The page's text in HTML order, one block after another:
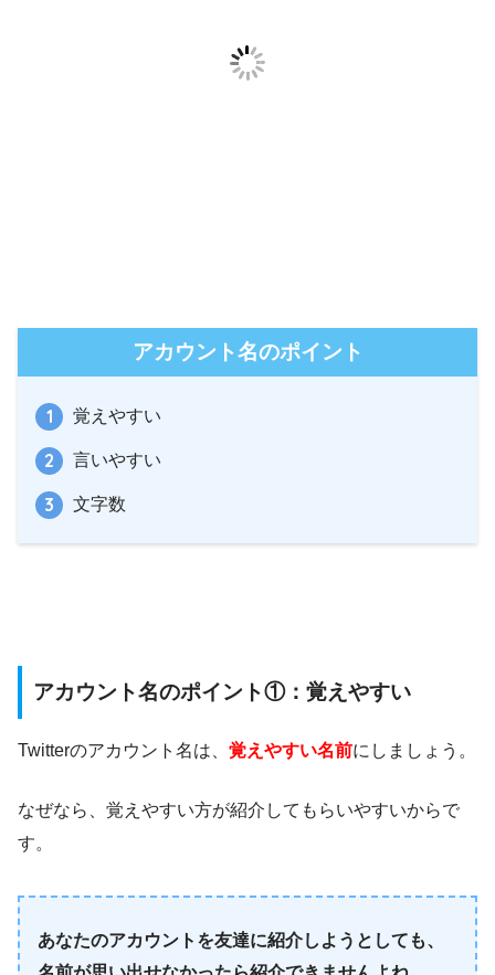
アカウント名のポイント
覚えやすい
言いやすい
文字数
アカウント名のポイント①：覚えやすい
Twitterのアカウント名は、 覚えやすい名前にしましょう。
なぜなら、覚えやすい方が紹介してもらいやすいからで
す。
あなたのアカウントを友達に紹介しようとしても、